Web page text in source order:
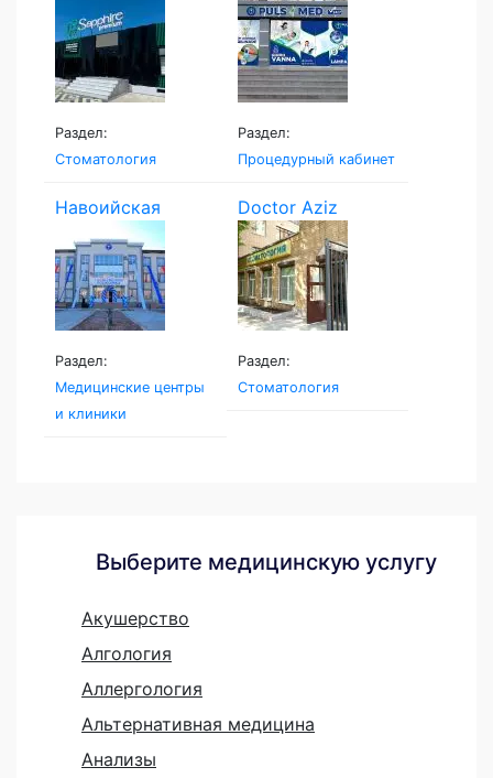
Раздел:
Стоматология
Раздел:
Процедурный кабинет
Навоийская
Семейная...
Раздел:
Медицинские центры
и клиники
Doctor Aziz
Раздел:
Стоматология
Выберите медицинскую услугу
Акушерство
Алгология
Аллергология
Альтернативная медицина
Анализы